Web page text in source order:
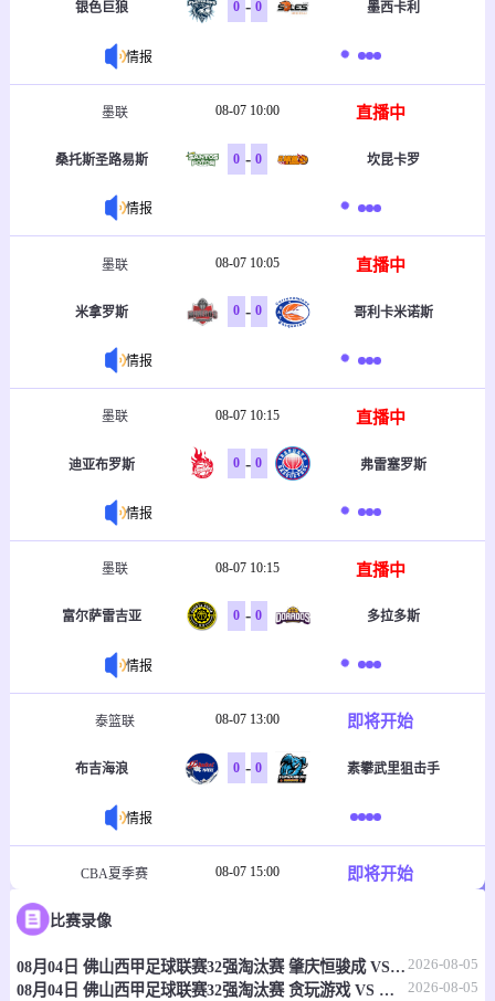
银色巨狼 0 - 0 墨西卡利
情报
墨联 08-07 10:00 直播中
桑托斯圣路易斯 0 - 0 坎昆卡罗
情报
墨联 08-07 10:05 直播中
米拿罗斯 0 - 0 哥利卡米诺斯
情报
墨联 08-07 10:15 直播中
迪亚布罗斯 0 - 0 弗雷塞罗斯
情报
墨联 08-07 10:15 直播中
富尔萨雷吉亚 0 - 0 多拉多斯
情报
泰篮联 08-07 13:00 即将开始
布吉海浪 0 - 0 素攀武里狙击手
情报
CBA夏季赛 08-07 15:00 即将开始
浙江方兴渡
情报
比赛录像
08月04日 佛山西甲足球联赛32强淘汰赛 肇庆恒骏成 VS 三七互娱 全场录像 2026-08-05
08月04日 佛山西甲足球联赛32强淘汰赛 贪玩游戏 VS 美的薪火 全场录像 2026-08-05